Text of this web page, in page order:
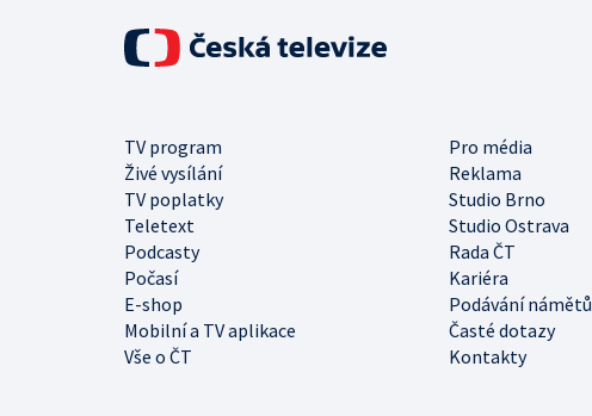
TV program
Pro média
Živé vysílání
Reklama
TV poplatky
Studio Brno
Teletext
Studio Ostrava
Podcasty
Rada ČT
Počasí
Kariéra
E-shop
Podávání námětů
Mobilní a TV aplikace
Časté dotazy
Vše o ČT
Kontakty